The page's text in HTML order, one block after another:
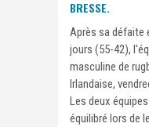
BRESSE.
Après sa défaite
jours (55-42),
masculine de
Irlandaise,
Les deux
équilibré lors de